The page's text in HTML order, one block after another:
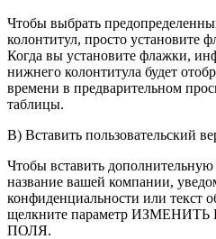
Чтобы выбрать
колонтитул, просто установите
Когда вы установите флажки,
нижнего колонтитула будет
времени в предварительном
таблицы.
B) Вставить пользовательский
Чтобы вставить
название вашей компании,
конфиденциальности или текст
щелкните параметр
ПОЛЯ.